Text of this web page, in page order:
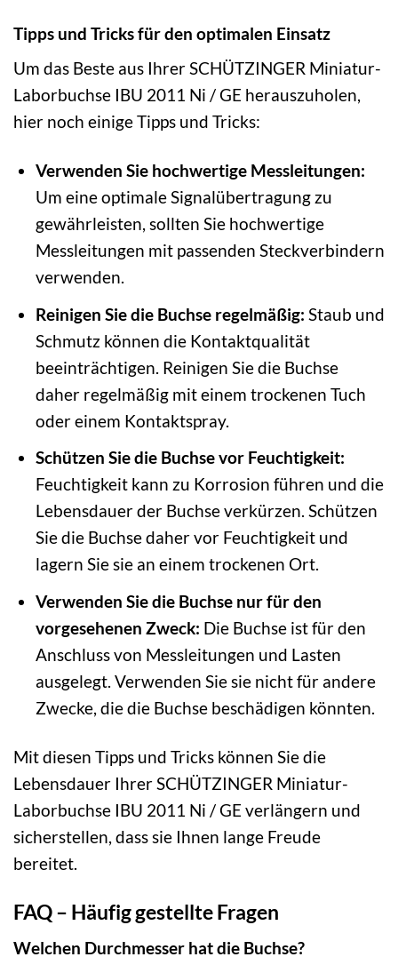
Tipps und Tricks für den optimalen Einsatz
Um das Beste aus Ihrer SCHÜTZINGER Miniatur-
Laborbuchse IBU 2011 Ni / GE herauszuholen,
hier noch einige Tipps und Tricks:
Verwenden Sie hochwertige Messleitungen:
Um eine optimale Signalübertragung zu
gewährleisten, sollten Sie hochwertige
Messleitungen mit passenden Steckverbindern
verwenden.
Reinigen Sie die Buchse regelmäßig: Staub und
Schmutz können die Kontaktqualität
beeinträchtigen. Reinigen Sie die Buchse
daher regelmäßig mit einem trockenen Tuch
oder einem Kontaktspray.
Schützen Sie die Buchse vor Feuchtigkeit:
Feuchtigkeit kann zu Korrosion führen und die
Lebensdauer der Buchse verkürzen. Schützen
Sie die Buchse daher vor Feuchtigkeit und
lagern Sie sie an einem trockenen Ort.
Verwenden Sie die Buchse nur für den
vorgesehenen Zweck: Die Buchse ist für den
Anschluss von Messleitungen und Lasten
ausgelegt. Verwenden Sie sie nicht für andere
Zwecke, die die Buchse beschädigen könnten.
Mit diesen Tipps und Tricks können Sie die
Lebensdauer Ihrer SCHÜTZINGER Miniatur-
Laborbuchse IBU 2011 Ni / GE verlängern und
sicherstellen, dass sie Ihnen lange Freude
bereitet.
FAQ – Häufig gestellte Fragen
Welchen Durchmesser hat die Buchse?